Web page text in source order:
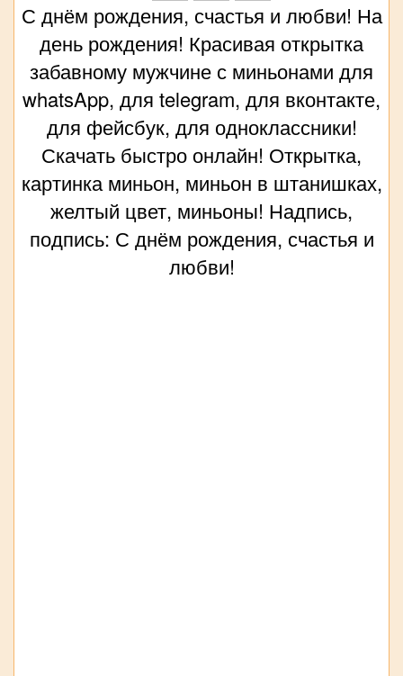
С днём рождения, счастья и любви! На
день рождения! Красивая открытка
забавному мужчине с миньонами для
whatsApp, для telegram, для вконтакте,
для фейсбук, для одноклассники!
Скачать быстро онлайн! Открытка,
картинка миньон, миньон в штанишках,
желтый цвет, миньоны! Надпись,
подпись: С днём рождения, счастья и
любви!